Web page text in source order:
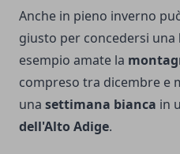
Anche in pieno inverno
giusto per concedersi una
esempio amate la
compreso tra dicembre e
una settimana bianca in
dell'Alto Adige.